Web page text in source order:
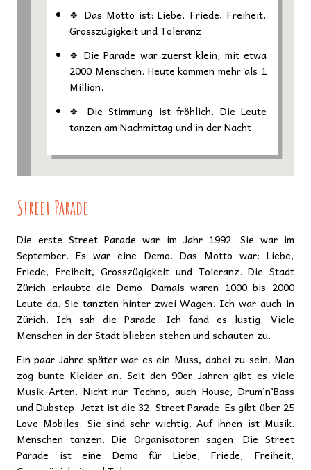
❖ Das Motto ist: Liebe, Friede, Freiheit,
Grosszügigkeit und Toleranz.
❖ Die Parade war zuerst klein, mit etwa
2000 Menschen. Heute kommen mehr als 1
Million.
❖ Die Stimmung ist fröhlich. Die Leute
tanzen am Nachmittag und in der Nacht.
Street Parade
Die erste Street Parade war im Jahr 1992. Sie war im
September. Es war eine Demo. Das Motto war: Liebe,
Friede, Freiheit, Grosszügigkeit und Toleranz. Die Stadt
Zürich erlaubte die Demo. Damals waren 1000 bis 2000
Leute da. Sie tanzten hinter zwei Wagen. Ich war auch in
Zürich. Ich sah die Parade. Ich fand es lustig. Viele
Menschen in der Stadt blieben stehen und schauten zu.
Ein paar Jahre später war es ein Muss, dabei zu sein. Man
zog bunte Kleider an. Seit den 90er Jahren gibt es viele
Musik-Arten. Nicht nur Techno, auch House, Drum’n’Bass
und Dubstep. Jetzt ist die 32. Street Parade. Es gibt über 25
Love Mobiles. Sie sind sehr wichtig. Auf ihnen ist Musik.
Menschen tanzen. Die Organisatoren sagen: Die Street
Parade ist eine Demo für Liebe, Friede, Freiheit,